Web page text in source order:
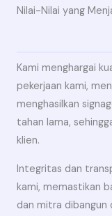
Nilai-Nilai yang
Kami menghargai
pekerjaan kami,
menghasilkan
tahan lama,
klien.
Integritas dan
kami, memastikan
dan mitra dibangun